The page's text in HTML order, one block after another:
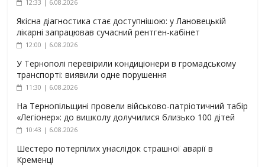
12:33 | 6.08.2026
Якісна діагностика стає доступнішою: у Лановецькій
лікарні запрацював сучасний рентген-кабінет
12:00 | 6.08.2026
У Тернополі перевірили кондиціонери в громадському
транспорті: виявили одне порушення
11:30 | 6.08.2026
На Тернопільщині провели військово-патріотичний табір
«Легіонер»: до вишколу долучилися близько 100 дітей
10:43 | 6.08.2026
Шестеро потерпілих унаслідок страшної аварії в
Кременці